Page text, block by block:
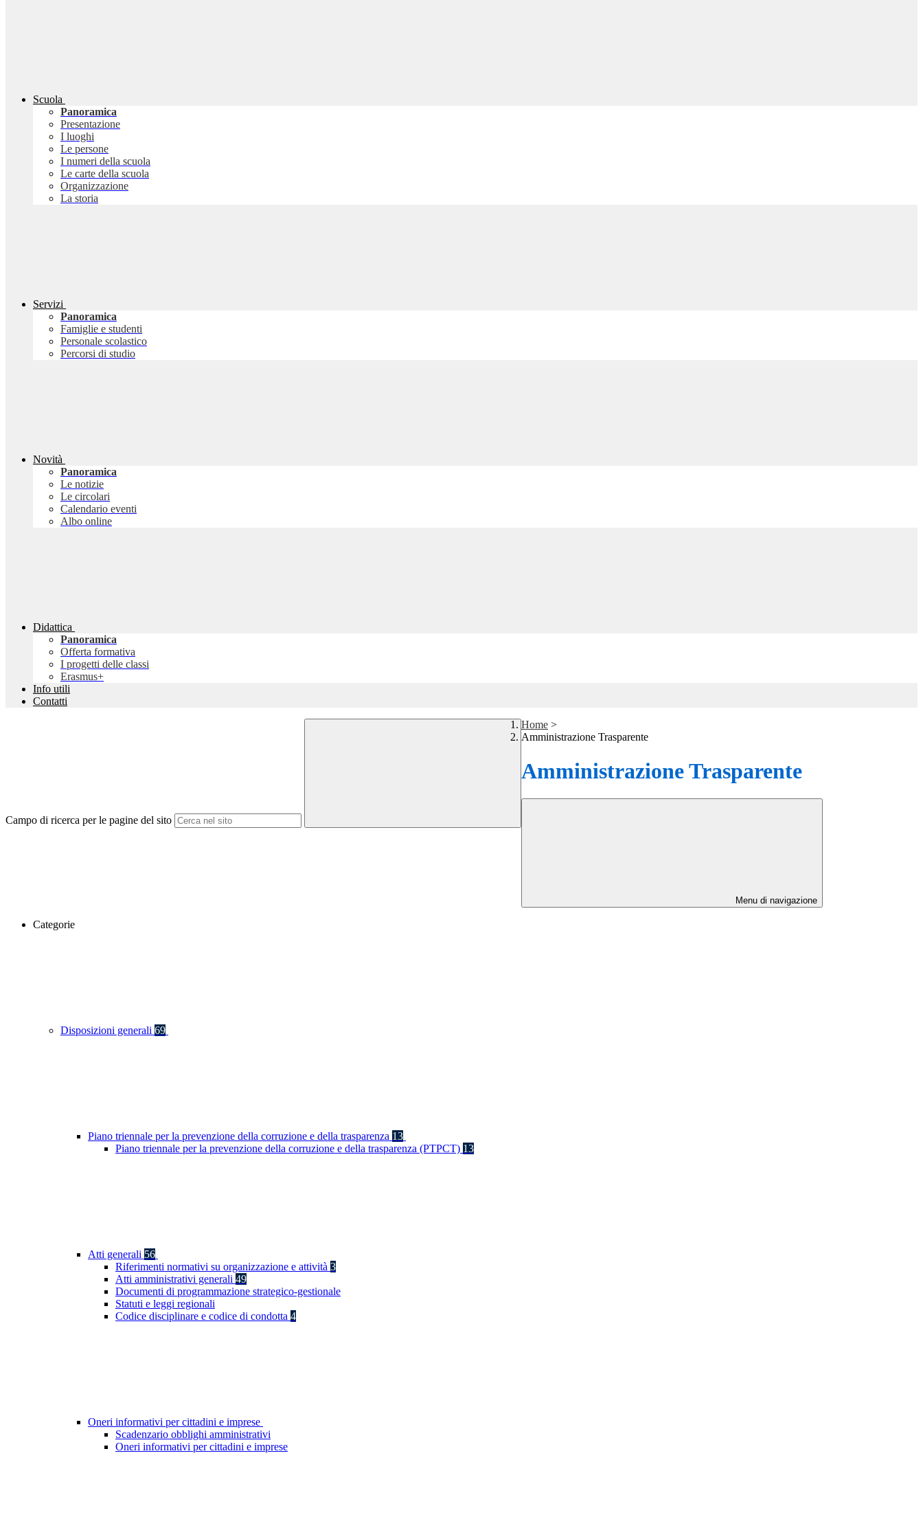
Scuola
Panoramica
Presentazione
I luoghi
Le persone
I numeri della scuola
Le carte della scuola
Organizzazione
La storia
Servizi
Panoramica
Famiglie e studenti
Personale scolastico
Percorsi di studio
Novità
Panoramica
Le notizie
Le circolari
Calendario eventi
Albo online
Didattica
Panoramica
Offerta formativa
I progetti delle classi
Erasmus+
Info utili
Contatti
Campo di ricerca per le pagine del sito
Home >
Amministrazione Trasparente
Amministrazione Trasparente
Menu di navigazione
Categorie
Disposizioni generali 69
Piano triennale per la prevenzione della corruzione e della trasparenza 13
Piano triennale per la prevenzione della corruzione e della trasparenza (PTPCT) 13
Atti generali 56
Riferimenti normativi su organizzazione e attività 3
Atti amministrativi generali 49
Documenti di programmazione strategico-gestionale
Statuti e leggi regionali
Codice disciplinare e codice di condotta 4
Oneri informativi per cittadini e imprese
Scadenzario obblighi amministrativi
Oneri informativi per cittadini e imprese